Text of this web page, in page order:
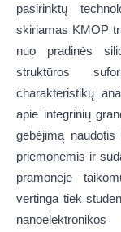
pasirinktų
skiriamas KMOP
nuo pradinės
struktūros
charakteristikų
apie integrinių
gebėjimą
priemonėmis ir
pramonėje
vertinga tiek